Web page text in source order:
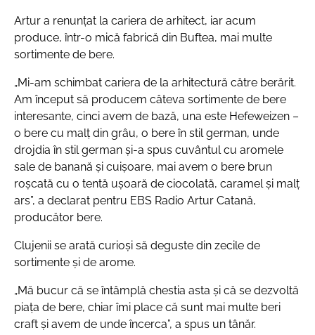
Artur a renunțat la cariera de arhitect, iar acum
produce, într-o mică fabrică din Buftea, mai multe
sortimente de bere.
„Mi-am schimbat cariera de la arhitectură către berărit.
Am început să producem câteva sortimente de bere
interesante, cinci avem de bază, una este Hefeweizen –
o bere cu malț din grâu, o bere în stil german, unde
drojdia în stil german și-a spus cuvântul cu aromele
sale de banană și cuișoare, mai avem o bere brun
roșcată cu o tentă ușoară de ciocolată, caramel și malț
ars”, a declarat pentru EBS Radio Artur Catană,
producător bere.
Clujenii se arată curioși să deguste din zecile de
sortimente și de arome.
„Mă bucur că se întâmplă chestia asta și că se dezvoltă
piața de bere, chiar îmi place că sunt mai multe beri
craft și avem de unde încerca”, a spus un tânăr.